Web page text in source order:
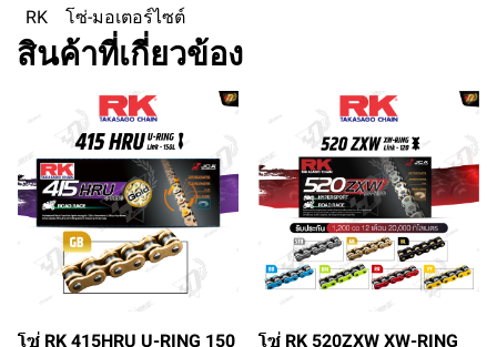
RK โซ่-มอเตอร์ไซต์
สินค้าที่เกี่ยวข้อง
โซ่ RK 415HRU U-RING 150
โซ่ RK 520ZXW XW-RING